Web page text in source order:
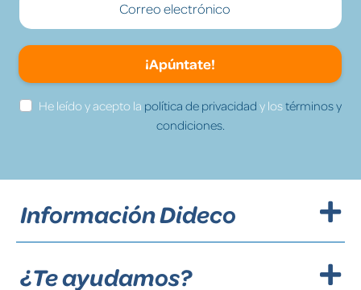
¡Apúntate!
He leído y acepto la política de privacidad y lostérminos y
condiciones.
Información Dideco
¿Te ayudamos?